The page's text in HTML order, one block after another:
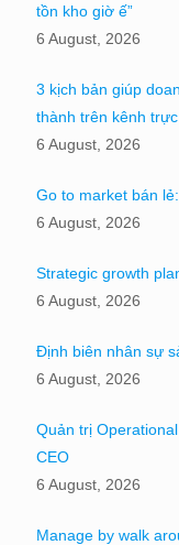
tồn kho giờ ế”
6 August, 2026
3 kịch bản giúp
thành trên kênh
6 August, 2026
Go to market bán
6 August, 2026
Strategic growth
6 August, 2026
Định biên nhân sự
6 August, 2026
Quản trị
CEO
6 August, 2026
Manage by walk